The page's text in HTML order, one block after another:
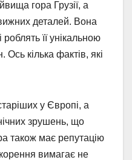
гора Грузії, а
деталей. Вона
роблять її унікальною
кілька фактів, які
у Європі, а
зрушень, що
також має репутацію
вимагає не